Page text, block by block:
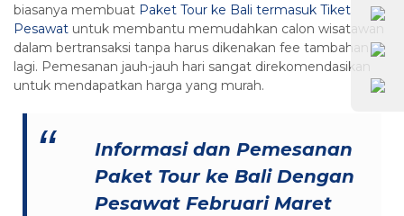
biasanya membuat Paket Tour ke Bali termasuk Tiket
Pesawat untuk membantu memudahkan calon wisatawan
dalam bertransaksi tanpa harus dikenakan fee tambahan
lagi. Pemesanan jauh-jauh hari sangat direkomendasikan
untuk mendapatkan harga yang murah.
Informasi dan Pemesanan
Paket Tour ke Bali Dengan
Pesawat Februari Maret